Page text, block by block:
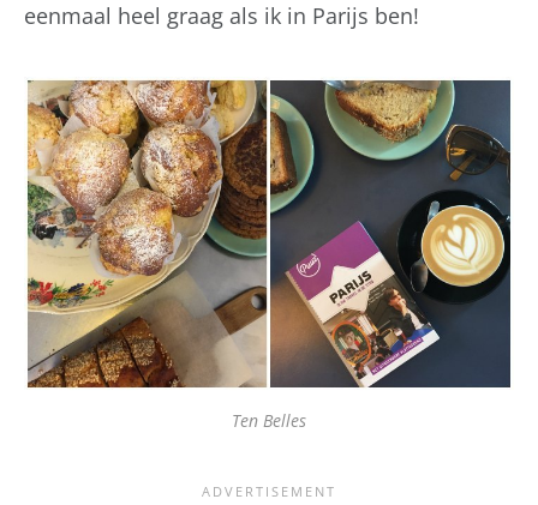
eenmaal heel graag als ik in Parijs ben!
Ten Belles